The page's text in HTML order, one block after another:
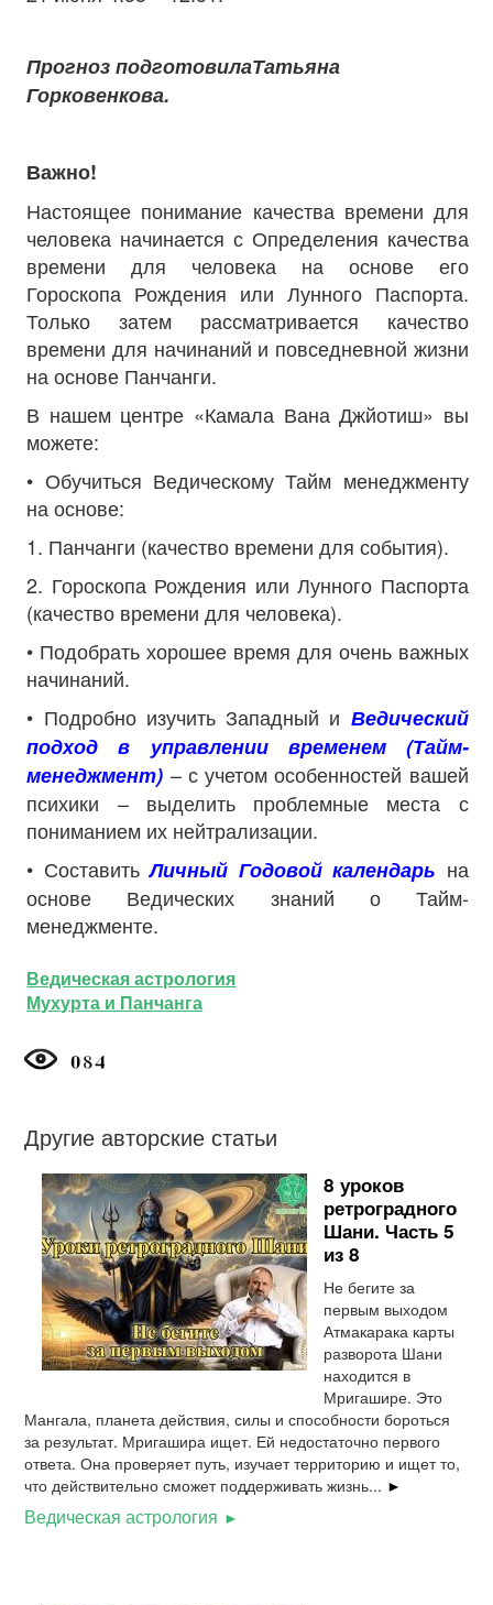
Прогноз подготовилаТатьяна
Горковенкова.
Важно!
Настоящее понимание качества времени для
человека начинается с Определения качества
времени для человека на основе его
Гороскопа Рождения или Лунного Паспорта.
Только затем рассматривается качество
времени для начинаний и повседневной жизни
на основе Панчанги.
В нашем центре «Камала Вана Джйотиш» вы
можете:
• Обучиться Ведическому Тайм менеджменту
на основе:
1. Панчанги (качество времени для события).
2. Гороскопа Рождения или Лунного Паспорта
(качество времени для человека).
• Подобрать хорошее время для очень важных
начинаний.
• Подробно изучить Западный и Ведический
подход в управлении временем (Тайм-
менеджмент) – с учетом особенностей вашей
психики – выделить проблемные места с
пониманием их нейтрализации.
• СоставитьЛичный Годовой календарь на
основе Ведических знаний о Тайм-
менеджменте.
Ведическая астрология
Мухурта и Панчанга
Другие авторские статьи
8 уроков
ретроградного
Шани. Часть 5
из 8
Не бегите за
первым выходом
Атмакарака карты
разворота Шани
находится в
Мригашире. Это
Мангала, планета действия, силы и способности бороться
за результат. Мригашира ищет. Ей недостаточно первого
ответа. Она проверяет путь, изучает территорию и ищет то,
что действительно сможет поддерживать жизнь... ►
Ведическая астрология